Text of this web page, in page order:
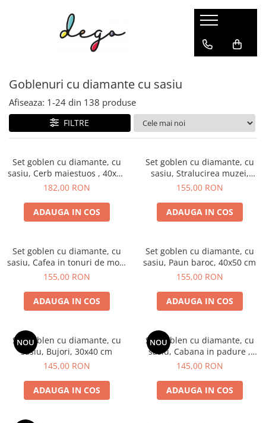
PICTURI PE NUMERE
Dimensiuni medii si mici
Triptice & dimensiuni mari
Aurii & metalizate
Rotunde
Canvas negru
Pictura senzoriala 3D
PUZZLE 2&3D
CUTIUTE MUZICALE
PUZZLE 3D
PUZZLE 2D DIN LEMN
GOBLENURI CU DIAMANTE
GOBLENURI FARA SASIU
DIAMANTE PATRATE
DIAMANTE ROTUNDE
DIAMANTE AB
ACCESORII
BRODERIE IN CRUCIULITA
BRODERII CU MARGELE
BRODERIE CLASICA
ACCESORII CUSUT&BRODAT
SCHITE&GRAVURI
GRAVURI
ACCESORII
BRODERII SI GOBLENURI
GOBLENURI CU DIAMANTE
Goblenuri cu diamante cu sasiu
Afiseaza: 1-24 din 138 produse
FILTRE
Set goblen cu diamante, cu
sasiu, Cerb maiestuos , 40x50
cm
182,00 RON
ADAUGA IN COS
Set goblen cu diamante, cu
sasiu, Stralucirea muzei,
40x50 cm
155,00 RON
ADAUGA IN COS
Set goblen cu diamante, cu
sasiu, Cafea in tonuri de mov,
40x50 cm
155,00 RON
ADAUGA IN COS
Set goblen cu diamante, cu
sasiu, Paun baroc, 40x50 cm
155,00 RON
ADAUGA IN COS
NOU
Set goblen cu diamante, cu
sasiu, Bujori, 30x40 cm
145,00 RON
ADAUGA IN COS
NOU
Set goblen cu diamante, cu
sasiu, Cabana in padure ,
30x40 cm
145,00 RON
ADAUGA IN COS